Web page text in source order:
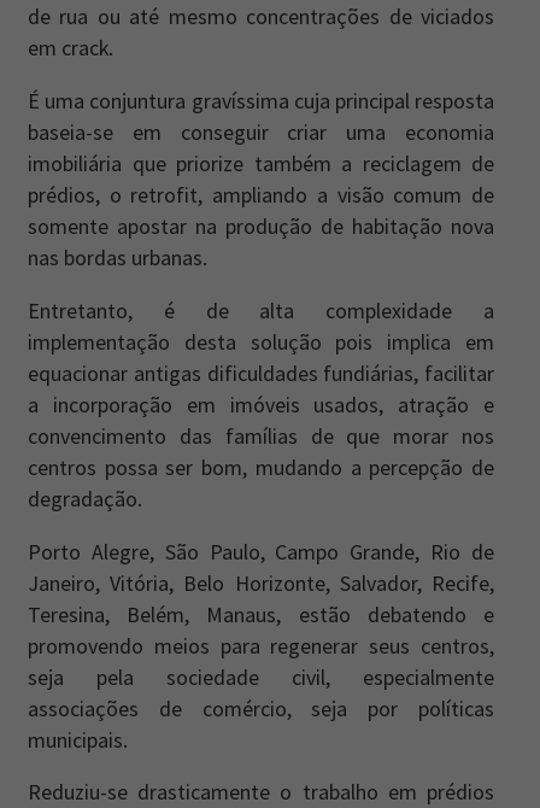
de rua ou até mesmo concentrações de viciados
em crack.
É uma conjuntura gravíssima cuja principal resposta
baseia-se em conseguir criar uma economia
imobiliária que priorize também a reciclagem de
prédios, o retrofit, ampliando a visão comum de
somente apostar na produção de habitação nova
nas bordas urbanas.
Entretanto, é de alta complexidade a
implementação desta solução pois implica em
equacionar antigas dificuldades fundiárias, facilitar
a incorporação em imóveis usados, atração e
convencimento das famílias de que morar nos
centros possa ser bom, mudando a percepção de
degradação.
Porto Alegre, São Paulo, Campo Grande, Rio de
Janeiro, Vitória, Belo Horizonte, Salvador, Recife,
Teresina, Belém, Manaus, estão debatendo e
promovendo meios para regenerar seus centros,
seja pela sociedade civil, especialmente
associações de comércio, seja por políticas
municipais.
Reduziu-se drasticamente o trabalho em prédios